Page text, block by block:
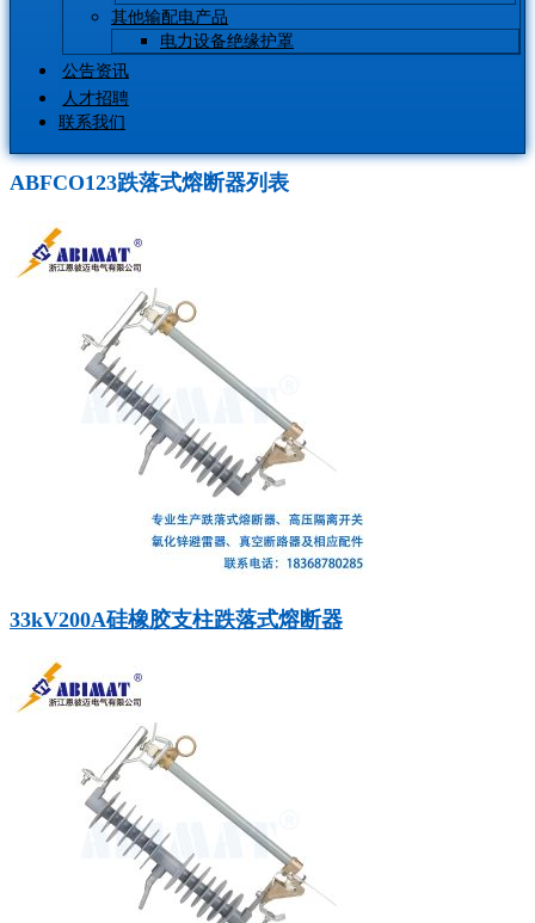
其他输配电产品
电力设备绝缘护罩
公告资讯
人才招聘
联系我们
ABFCO123跌落式熔断器列表
33kV200A硅橡胶支柱跌落式熔断器